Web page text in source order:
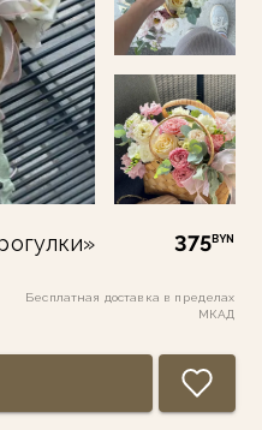
375BYN
Бесплатная доставка в пределах
МКАД